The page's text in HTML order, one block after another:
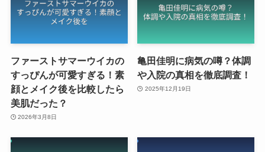
ファーストサマーウイカの
すっぴんが可愛すぎる！素
顔とメイク後を比較したら
美肌だった？
2026年3月8日
亀田佳明に病気の噂？体調
や入院の真相を徹底調査！
2025年12月19日